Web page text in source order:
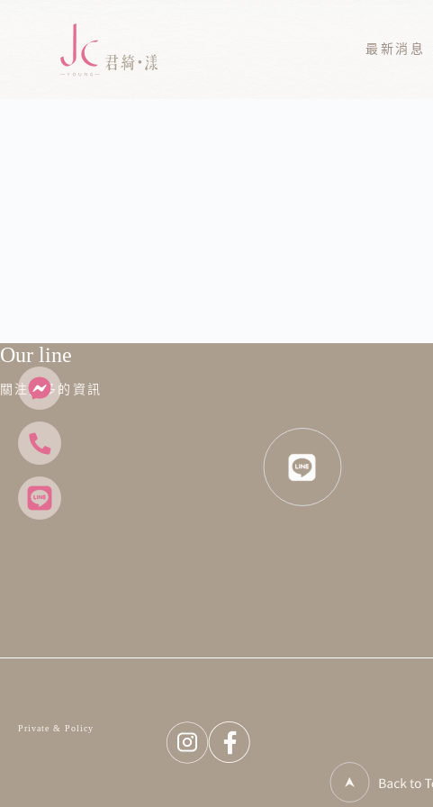
最新消息
Our line
關注更多的資訊
Private & Policy